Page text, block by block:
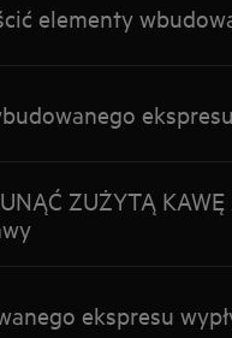
elementy
ZUŻYTĄ
ekspresu